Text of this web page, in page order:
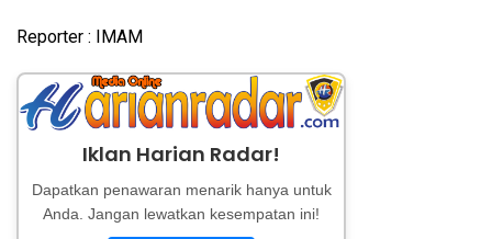
Reporter : IMAM
Iklan Harian Radar!
Dapatkan penawaran menarik hanya untuk
Anda. Jangan lewatkan kesempatan ini!